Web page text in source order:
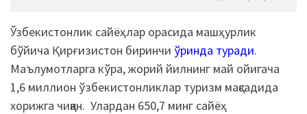
Ўзбекистонлик сайёҳлар орасида машҳурлик
бўйича Қирғизистон биринчи ўринда туради.
Маълумотларга кўра, жорий йилнинг май ойигача
1,6 миллион ўзбекистонликлар туризм мақсадида
хорижга чиққан. Улардан 650,7 минг сайёҳ